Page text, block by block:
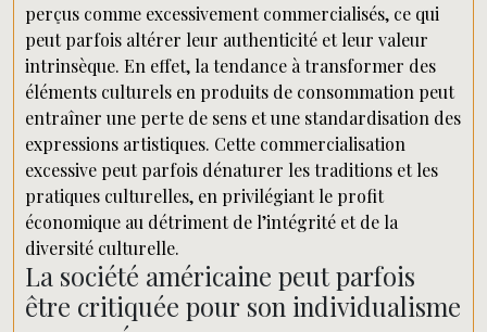
perçus comme excessivement commercialisés, ce qui
peut parfois altérer leur authenticité et leur valeur
intrinsèque. En effet, la tendance à transformer des
éléments culturels en produits de consommation peut
entraîner une perte de sens et une standardisation des
expressions artistiques. Cette commercialisation
excessive peut parfois dénaturer les traditions et les
pratiques culturelles, en privilégiant le profit
économique au détriment de l’intégrité et de la
diversité culturelle.
La société américaine peut parfois
être critiquée pour son individualisme